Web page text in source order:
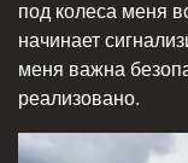
под колеса меня
начинает
меня важна
реализовано.